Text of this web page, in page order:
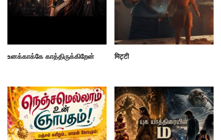
உனக்காக்கே காத்திருக்கிறேன் मिट्टी